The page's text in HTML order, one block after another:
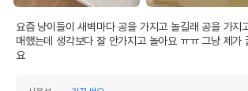
요즘 냥이들이 새벽마다 공을 가지고 놀길래 공을 가지
매했는데 생각보다 잘 안가지고 놀아요 ㅠㅠ 그냥 제가
요